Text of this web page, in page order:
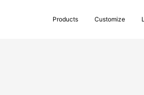
Products Customize